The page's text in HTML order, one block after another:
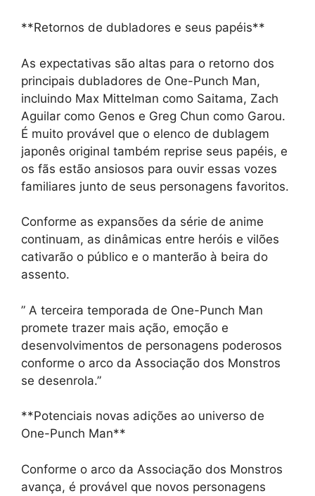
**Retornos de dubladores e seus papéis**
As expectativas são altas para o retorno dos
principais dubladores de One-Punch Man,
incluindo Max Mittelman como Saitama, Zach
Aguilar como Genos e Greg Chun como Garou.
É muito provável que o elenco de dublagem
japonês original também reprise seus papéis, e
os fãs estão ansiosos para ouvir essas vozes
familiares junto de seus personagens favoritos.
Conforme as expansões da série de anime
continuam, as dinâmicas entre heróis e vilões
cativarão o público e o manterão à beira do
assento.
” A terceira temporada de One-Punch Man
promete trazer mais ação, emoção e
desenvolvimentos de personagens poderosos
conforme o arco da Associação dos Monstros
se desenrola.”
**Potenciais novas adições ao universo de
One-Punch Man**
Conforme o arco da Associação dos Monstros
avança, é provável que novos personagens